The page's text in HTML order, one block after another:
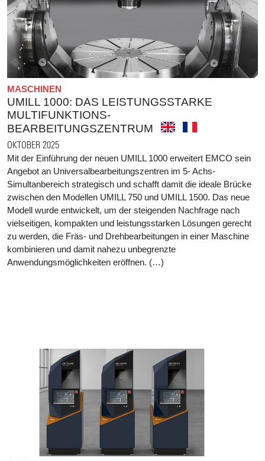
MASCHINEN
UMILL 1000: DAS LEISTUNGSSTARKE
MULTIFUNKTIONS-
BEARBEITUNGSZENTRUM
OKTOBER 2025
Mit der Einführung der neuen UMILL 1000 erweitert EMCO sein
Angebot an Universalbearbeitungszentren im 5- Achs-
Simultanbereich strategisch und schafft damit die ideale Brücke
zwischen den Modellen UMILL 750 und UMILL 1500. Das neue
Modell wurde entwickelt, um der steigenden Nachfrage nach
vielseitigen, kompakten und leistungsstarken Lösungen gerecht
zu werden, die Fräs- und Drehbearbeitungen in einer Maschine
kombinieren und damit nahezu unbegrenzte
Anwendungsmöglichkeiten eröffnen. (…)